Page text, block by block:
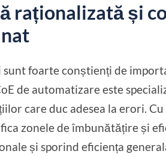
raționalizată și
foarte conștienți de
de automatizare este
care duc adesea la erori.
zonele de îmbunătățire și
și sporind eficiența